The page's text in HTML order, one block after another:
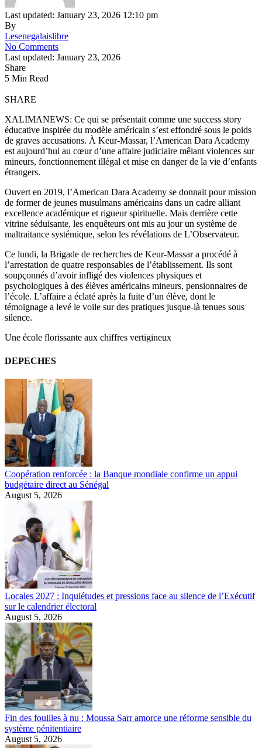
Last updated: January 23, 2026 12:10 pm
By
Lesenegalaislibre
No Comments
Last updated: January 23, 2026
Share
5 Min Read
SHARE
XALIMANEWS: Ce qui se présentait comme une success story
éducative inspirée du modèle américain s’est effondré sous le poids
de graves accusations. À Keur-Massar, l’American Dara Academy
est aujourd’hui au cœur d’une affaire judiciaire mêlant violences sur
mineurs, fonctionnement illégal et mise en danger de la vie d’enfants
étrangers.
Ouvert en 2019, l’American Dara Academy se donnait pour mission
de former de jeunes musulmans américains dans un cadre alliant
excellence académique et rigueur spirituelle. Mais derrière cette
vitrine séduisante, les enquêteurs ont mis au jour un système de
maltraitance systémique, selon les révélations de L’Observateur.
Ce lundi, la Brigade de recherches de Keur-Massar a procédé à
l’arrestation de quatre responsables de l’établissement. Ils sont
soupçonnés d’avoir infligé des violences physiques et
psychologiques à des élèves américains mineurs, pensionnaires de
l’école. L’affaire a éclaté après la fuite d’un élève, dont le
témoignage a levé le voile sur des pratiques jusque-là tenues sous
silence.
Une école florissante aux chiffres vertigineux
DEPECHES
Coopération renforcée : la Banque mondiale confirme un appui
budgétaire direct au Sénégal
August 5, 2026
Locales 2027 : Inquiétudes et pressions face au silence de l’Exécutif
sur le calendrier électoral
August 5, 2026
Fin des fouilles à nu : Moussa Sarr amorce une réforme sensible du
système pénitentiaire
August 5, 2026